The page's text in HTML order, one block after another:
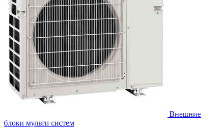
Внешние
блоки мульти систем